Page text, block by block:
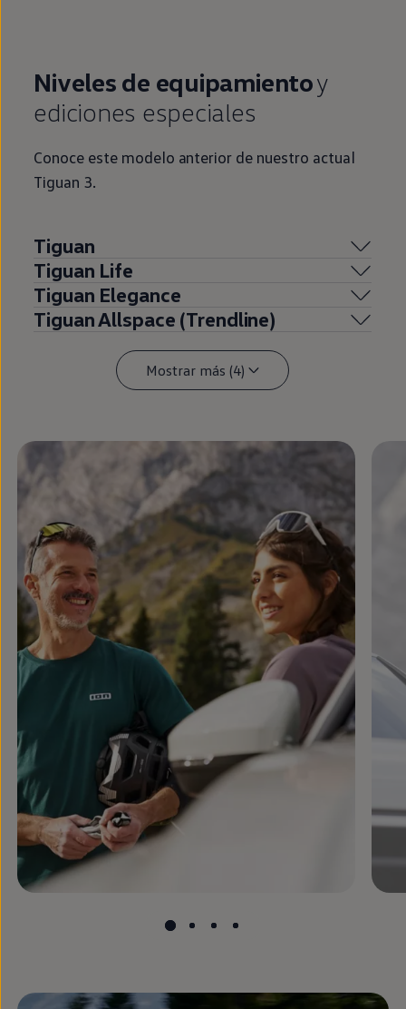
Niveles de equipamientoy
ediciones especiales
Conoce este modelo anterior de nuestro actual
Tiguan 3.
Tiguan
Tiguan Life
Tiguan Elegance
TiguanAllspace (Trendline)
Mostrar más (4)
Enable fullscreen mode